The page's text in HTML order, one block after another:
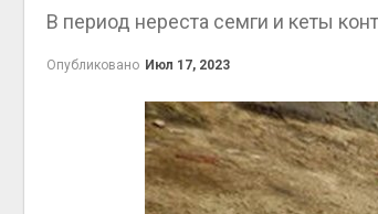
В период нереста семги и кеты
Опубликовано Июл 17, 2023